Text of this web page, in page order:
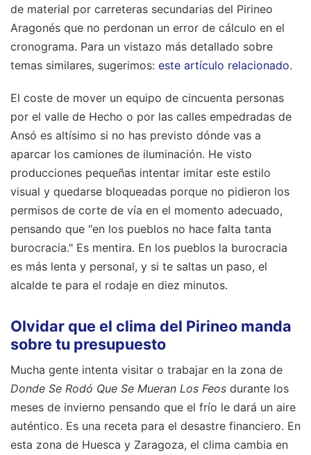
de material por carreteras secundarias del Pirineo
Aragonés que no perdonan un error de cálculo en el
cronograma. Para un vistazo más detallado sobre
temas similares, sugerimos: este artículo relacionado.
El coste de mover un equipo de cincuenta personas
por el valle de Hecho o por las calles empedradas de
Ansó es altísimo si no has previsto dónde vas a
aparcar los camiones de iluminación. He visto
producciones pequeñas intentar imitar este estilo
visual y quedarse bloqueadas porque no pidieron los
permisos de corte de vía en el momento adecuado,
pensando que "en los pueblos no hace falta tanta
burocracia." Es mentira. En los pueblos la burocracia
es más lenta y personal, y si te saltas un paso, el
alcalde te para el rodaje en diez minutos.
Olvidar que el clima del Pirineo manda
sobre tu presupuesto
Mucha gente intenta visitar o trabajar en la zona de
Donde Se Rodó Que Se Mueran Los Feos durante los
meses de invierno pensando que el frío le dará un aire
auténtico. Es una receta para el desastre financiero. En
esta zona de Huesca y Zaragoza, el clima cambia en